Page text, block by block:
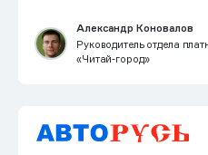
Александр Коновалов
Руководитель отдела
«Читай‑город»